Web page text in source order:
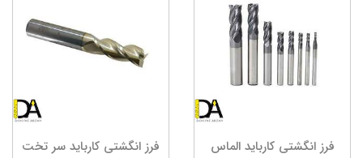
فرز انگشتی کارباید الماس فرز انگشتی کارباید سر تخت